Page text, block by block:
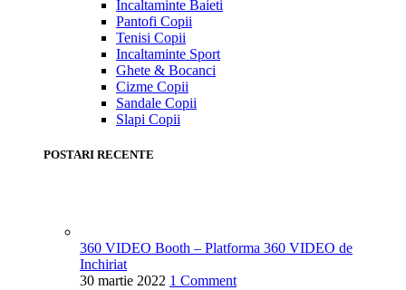
Incaltaminte Baieti
Pantofi Copii
Tenisi Copii
Incaltaminte Sport
Ghete & Bocanci
Cizme Copii
Sandale Copii
Slapi Copii
POSTARI RECENTE
360 VIDEO Booth – Platforma 360 VIDEO de
Inchiriat
30 martie 2022 1 Comment